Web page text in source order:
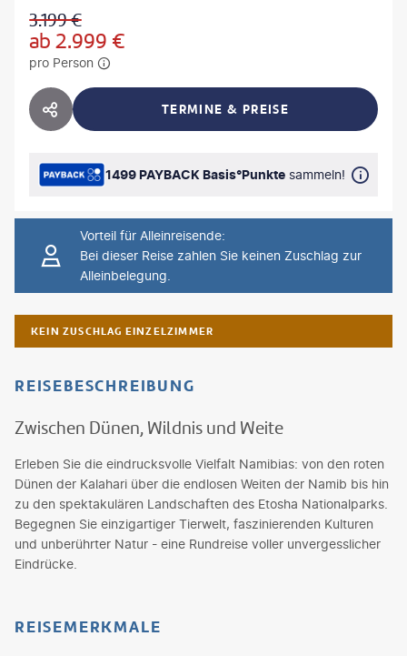
3.199€
ab2.999 €
pro Person
HOTEL TEILEN TERMINE & PREISE
1499 PAYBACK Basis°Punkte sammeln!
Vorteil für Alleinreisende:
Bei dieser Reise zahlen Sie keinen Zuschlag zur
Alleinbelegung.
KEIN ZUSCHLAG EINZELZIMMER
REISEBESCHREIBUNG
Zwischen Dünen, Wildnis und Weite
Erleben Sie die eindrucksvolle Vielfalt Namibias: von den roten
Dünen der Kalahari über die endlosen Weiten der Namib bis hin
zu den spektakulären Landschaften des Etosha Nationalparks.
Begegnen Sie einzigartiger Tierwelt, faszinierenden Kulturen
und unberührter Natur - eine Rundreise voller unvergesslicher
Eindrücke.
REISEMERKMALE